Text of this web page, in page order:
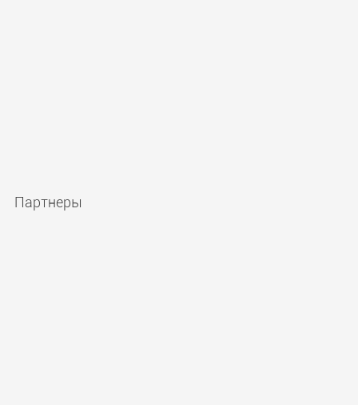
Партнеры